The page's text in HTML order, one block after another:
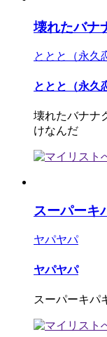
壊れたバナ
ととと（永久
ととと（永久
壊れたバナナ
けなんだ
スーパーキ
ヤパヤパ
ヤパヤパ
スーパーキパ